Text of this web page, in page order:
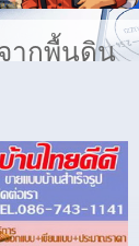
ากพื้นดิน